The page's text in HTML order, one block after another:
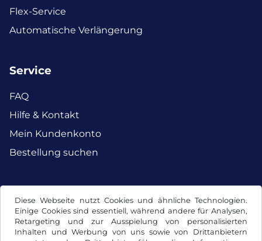
Diese Webseite nutzt Cookies und ähnliche Technologien.
Einige Cookies sind essentiell, während andere für Analysen,
Retargeting und zur Ausspielung von personalisierten
Inhalten und Werbung von uns sowie von Drittanbietern
Flex-Service
Automatische Verlängerung
Service
FAQ
Hilfe & Kontakt
Mein Kundenkonto
Bestellung suchen
Facebook Instagram